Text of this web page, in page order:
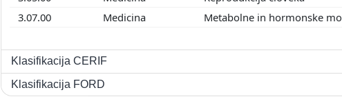
3.07.00
Medicina Metabolne in hormonske
Klasifikacija CERIF
Klasifikacija FORD